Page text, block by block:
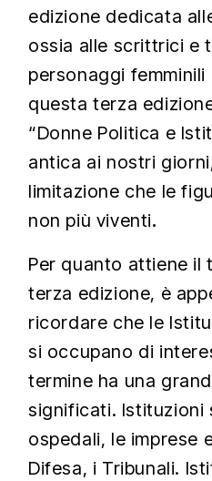
edizione dedicata
ossia alle scrittrici e
personaggi
questa terza
“Donne Politica e
antica ai nostri
limitazione che le
non più viventi.
Per quanto attiene il
terza edizione, è
ricordare che le
si occupano di
termine ha una
significati. Istituzioni
ospedali, le imprese
Difesa, i Tribunali.